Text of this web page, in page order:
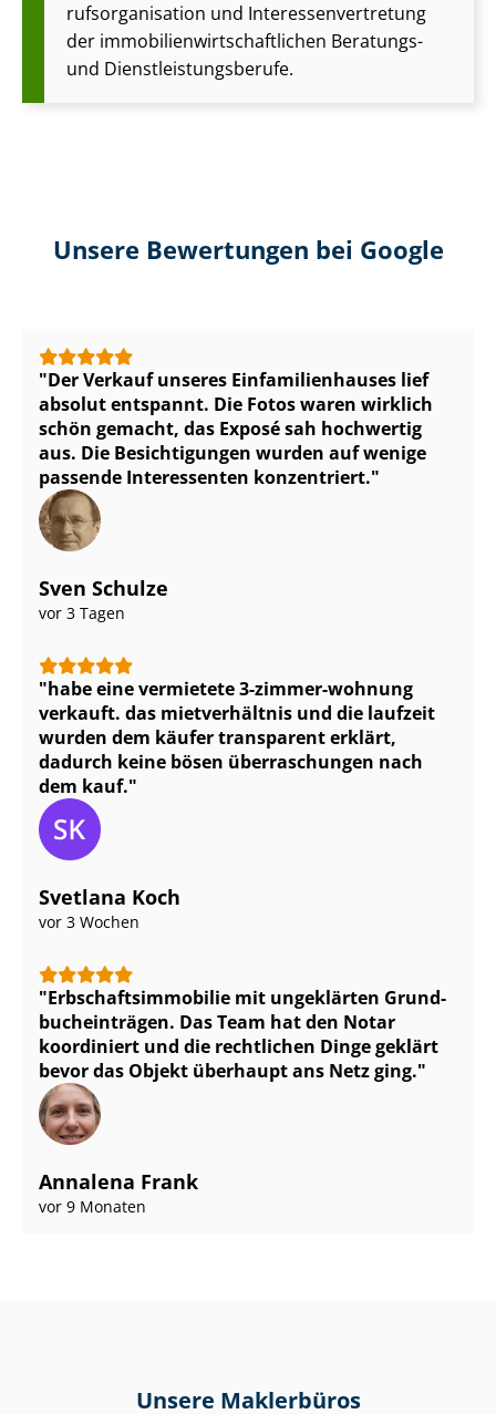
rufs­or­ga­ni­sa­ti­on und In­ter­es­sen­ver­tre­tung
der im­mo­bi­li­en­wirt­schaft­li­chen Beratungs-
und Dienst­leis­tungs­be­ru­fe.
Unsere Bewertungen bei Google
Der Verkauf unseres Ein­fa­mi­li­en­hau­ses lief
absolut entspannt. Die Fotos waren wirklich
schön gemacht, das Exposé sah hochwertig
aus. Die Besichtigungen wurden auf wenige
passende Interessenten konzentriert.
Sven Schulze
vor 3 Tagen
habe eine vermietete 3-zimmer-wohnung
verkauft. das mietverhältnis und die laufzeit
wurden dem käufer transparent erklärt,
dadurch keine bösen überraschungen nach
dem kauf.
Svetlana Koch
vor 3 Wochen
Erb­schafts­im­mo­bi­lie mit ungeklärten Grund­
buch­ein­trä­gen. Das Team hat den Notar
koordiniert und die rechtlichen Dinge geklärt
bevor das Objekt überhaupt ans Netz ging.
Annalena Frank
vor 9 Monaten
Unsere Maklerbüros